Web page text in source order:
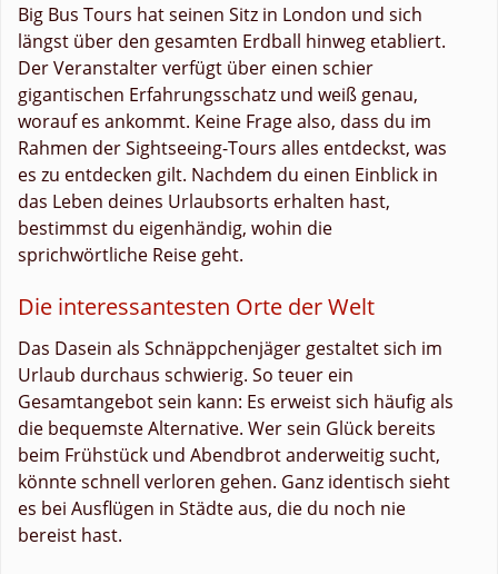
Big Bus Tours hat seinen Sitz in London und sich
längst über den gesamten Erdball hinweg etabliert.
Der Veranstalter verfügt über einen schier
gigantischen Erfahrungsschatz und weiß genau,
worauf es ankommt. Keine Frage also, dass du im
Rahmen der Sightseeing-Tours alles entdeckst, was
es zu entdecken gilt. Nachdem du einen Einblick in
das Leben deines Urlaubsorts erhalten hast,
bestimmst du eigenhändig, wohin die
sprichwörtliche Reise geht.
Die interessantesten Orte der Welt
Das Dasein als Schnäppchenjäger gestaltet sich im
Urlaub durchaus schwierig. So teuer ein
Gesamtangebot sein kann: Es erweist sich häufig als
die bequemste Alternative. Wer sein Glück bereits
beim Frühstück und Abendbrot anderweitig sucht,
könnte schnell verloren gehen. Ganz identisch sieht
es bei Ausflügen in Städte aus, die du noch nie
bereist hast.